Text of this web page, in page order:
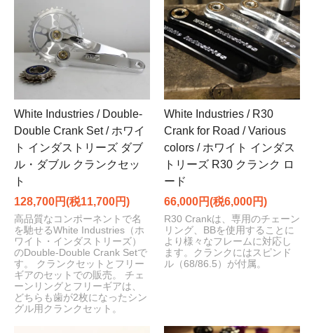
White Industries / Double-
Double Crank Set / ホワイ
ト インダストリーズ ダブ
ル・ダブル クランクセッ
ト
128,700円(税11,700円)
高品質なコンポーネントで名
を馳せるWhite Industries（ホ
ワイト・インダストリーズ）
のDouble-Double Crank Setで
す。 クランクセットとフリー
ギアのセットでの販売。 チェ
ーンリングとフリーギアは、
どちらも歯が2枚になったシン
グル用クランクセット。
White Industries / R30
Crank for Road / Various
colors / ホワイト インダス
トリーズ R30 クランク ロ
ード
66,000円(税6,000円)
R30 Crankは、専用のチェーン
リング、BBを使用することに
より様々なフレームに対応し
ます。クランクにはスピンド
ル（68/86.5）が付属。